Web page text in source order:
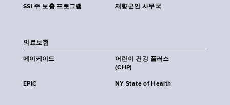
SSI 주 보충 프로그램 재향군인 사무국
의료보험
메이케이드
어린이 건강 플러스
(CHP)
EPIC NY State of Health